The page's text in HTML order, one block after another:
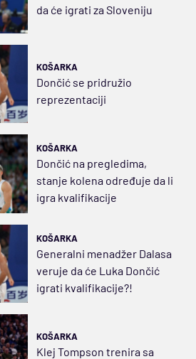
da će igrati za Sloveniju
KOŠARKA
Dončić se pridružio
reprezentaciji
KOŠARKA
Dončić na pregledima,
stanje kolena određuje da li
igra kvalifikacije
KOŠARKA
Generalni menadžer Dalasa
veruje da će Luka Dončić
igrati kvalifikacije?!
KOŠARKA
Klej Tompson trenira sa